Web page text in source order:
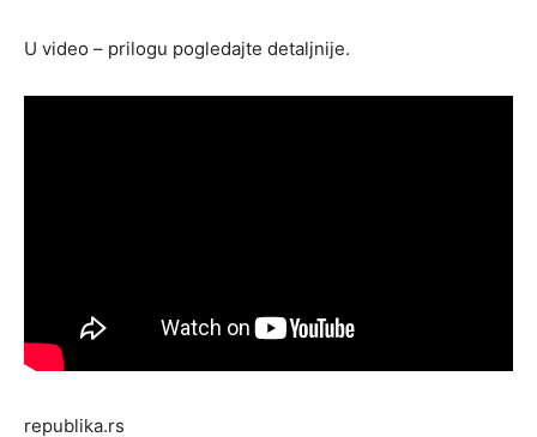
U video – prilogu pogledajte detaljnije.
republika.rs